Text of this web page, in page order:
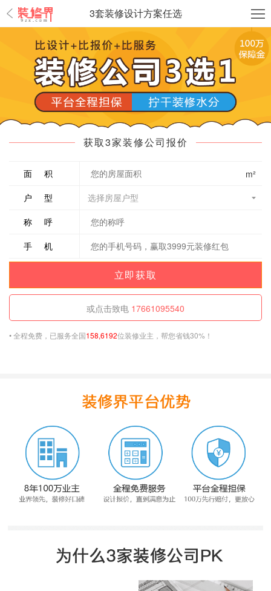
3套装修设计方案任选
获取3家装修公司报价
面积 m²
户型
称呼
手机
或点击致电 17661095540
•全程免费，已服务全国158,6192位装修业主，帮您省钱30%！